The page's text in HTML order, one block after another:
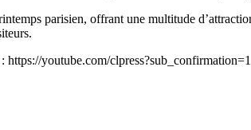
parisien, offrant une multitude
youtube.com/clpress?sub_confirmation=1